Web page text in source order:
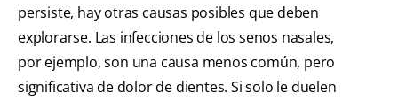
persiste, hay otras causas posibles que deben
explorarse. Las infecciones de los senos nasales,
por ejemplo, son una causa menos común, pero
significativa de dolor de dientes. Si solo le duelen